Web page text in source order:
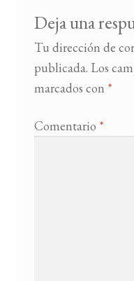
Deja una
Tu dirección de
publicada. Los
marcados con *
Comentario *